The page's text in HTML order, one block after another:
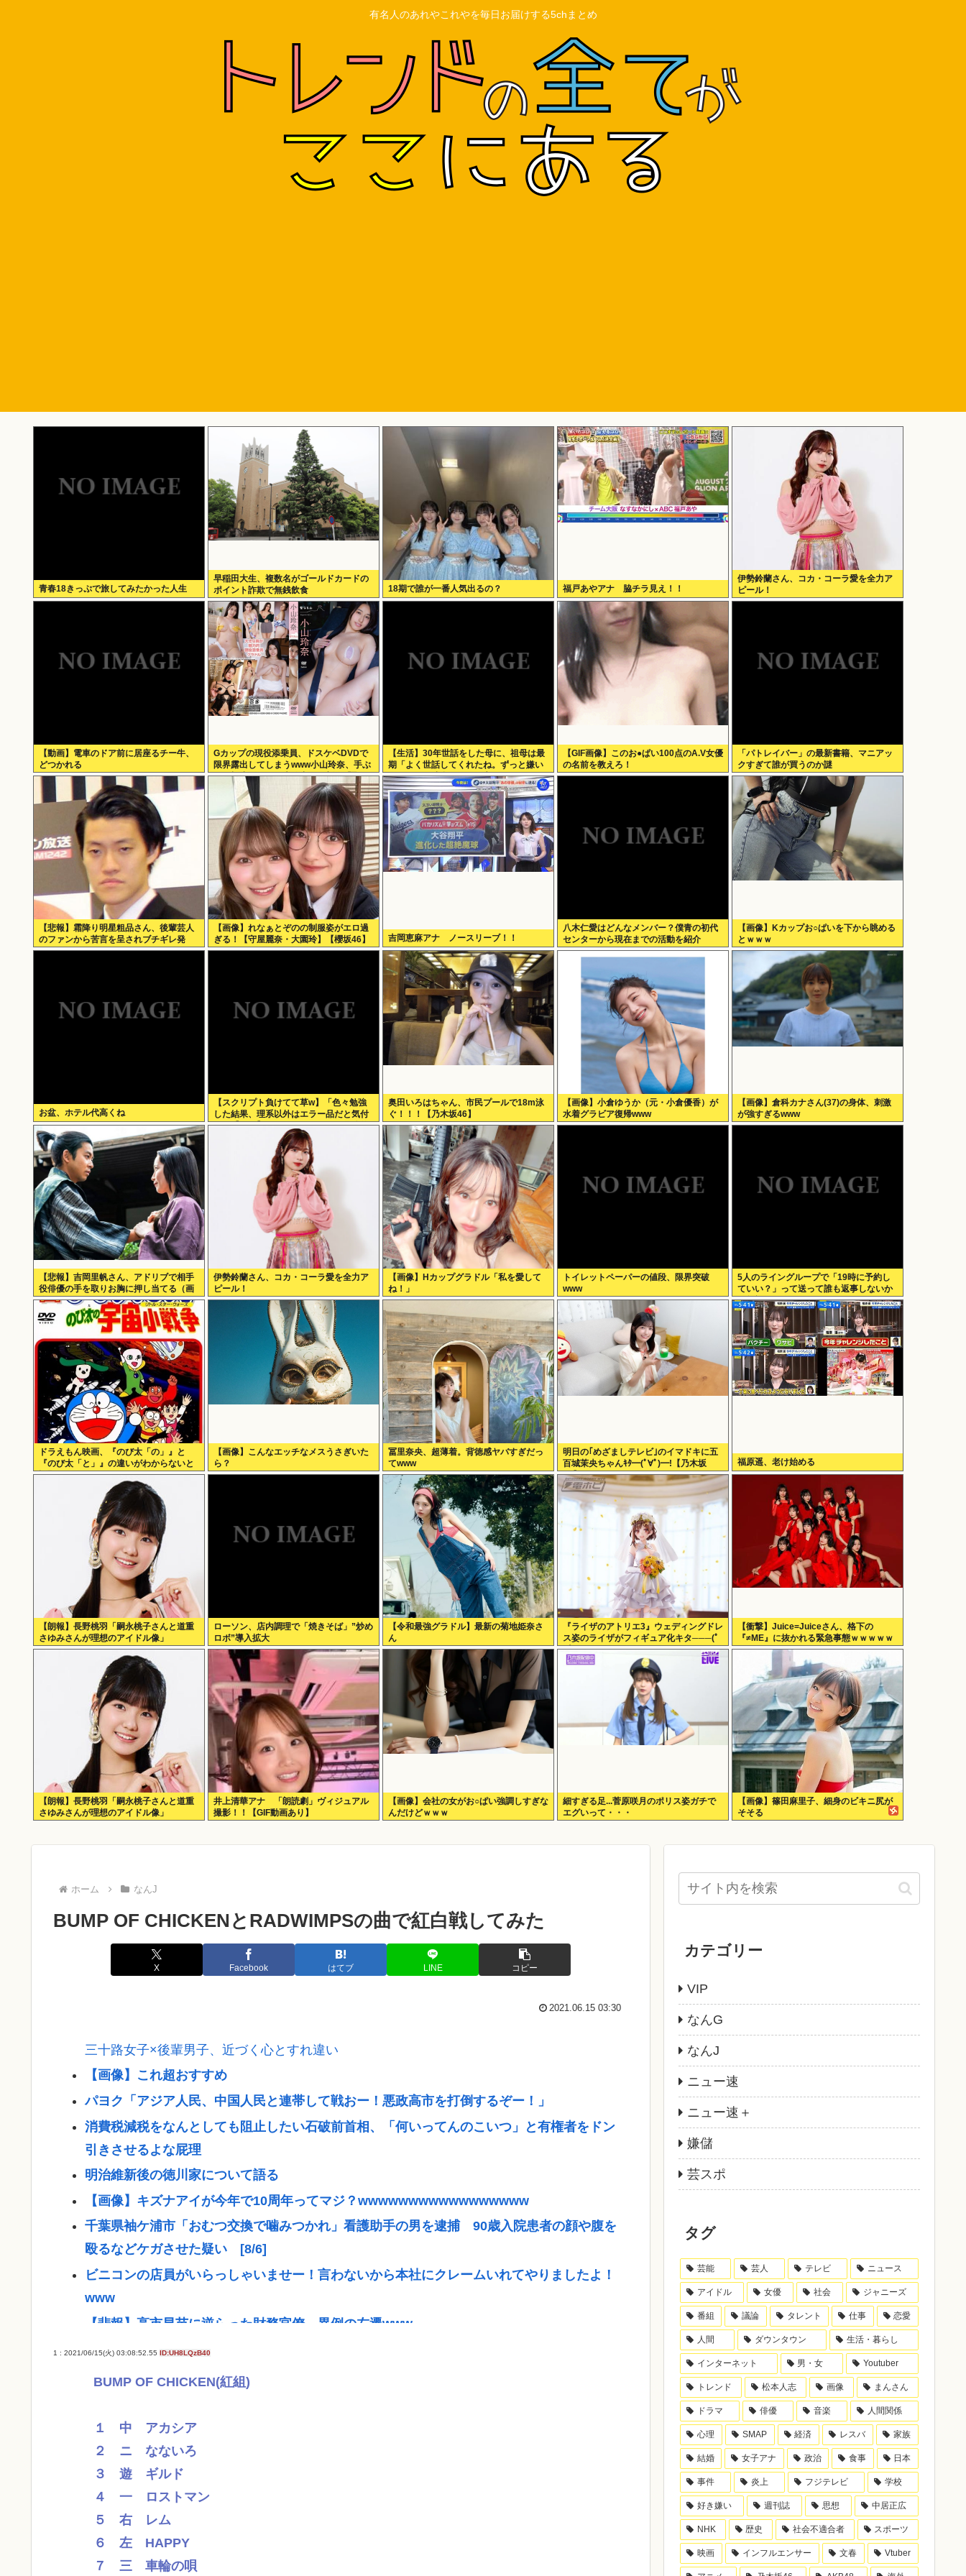
有名人のあれやこれやを毎日お届けする5chまとめ
青春18きっぷで旅してみたかった人生
早稲田大生、複数名がゴールドカードの
ポイント詐欺で無銭飲食
18期で誰が一番人気出るの？ 福戸あやアナ 脇チラ見え！！
伊勢鈴蘭さん、コカ・コーラ愛を全力ア
ピール！
【動画】電車のドア前に居座るチー牛、
どつかれる
Gカップの現役添乗員、ドスケベDVDで
限界露出してしまうwww小山玲奈、手ぶ
らや極小ビキニで大放出！！新作「聖な
る山」の動画＆画像まとめ！
【生活】30年世話をした母に、祖母は最
期「よく世話してくれたね。ずっと嫌い
だったのが残念だよ」と言って死んだ
【GIF画像】このお●ぱい100点のA.V女優
の名前を教えろ！
「パトレイバー」の最新書籍、マニアッ
クすぎて誰が買うのか謎
【悲報】霜降り明星粗品さん、後輩芸人
のファンから苦言を呈されブチギレ発
狂…
【画像】れなぁとぞのの制服姿がエロ過
ぎる！【守屋麗奈・大園玲】【櫻坂46】
吉岡恵麻アナ ノースリーブ！！
八木仁愛はどんなメンバー？僕青の初代
センターから現在までの活動を紹介
【画像】Kカップお○ぱいを下から眺める
とｗｗｗ
お盆、ホテル代高くね
【スクリプト負けてて草w】「色々勉強
した結果、理系以外はエラー品だと気付
いた【ガチ】」について、もっと具体的
奥田いろはちゃん、市民プールで18m泳
ぐ！！！【乃木坂46】
【画像】小倉ゆうか（元・小倉優香）が
水着グラビア復帰www
【画像】倉科カナさん(37)の身体、刺激
が強すぎるwww
【悲報】吉岡里帆さん、アドリブで相手
役俳優の手を取りお胸に押し当てる（画
像あり）
伊勢鈴蘭さん、コカ・コーラ愛を全力ア
ピール！
【画像】Hカップグラドル「私を愛して
ね！」
トイレットペーパーの値段、限界突破
www
5人のライングループで「19時に予約し
ていい？」って送って誰も返事しないか
ら無視でいいよね？
ドラえもん映画、『のび太「の」』と
『のび太「と」』の違いがわからないと
話題に
【画像】こんなエッチなメスうさぎいた
ら？
冨里奈央、超薄着。背徳感ヤバすぎだっ
てwww
明日の｢めざましテレビ｣のイマドキに五
百城茉央ちゃんｷﾀ━(ﾟ∀ﾟ)━!【乃木坂
46】
福原遥、老け始める
【朗報】長野桃羽「嗣永桃子さんと道重
さゆみさんが理想のアイドル像」
ローソン、店内調理で「焼きそば」”炒め
ロボ”導入拡大
【令和最強グラドル】最新の菊地姫奈さ
ん
『ライザのアトリエ3』ウェディングドレ
ス姿のライザがフィギュア化キタ───(ﾟ
∀ﾟ)───!!!!!
【衝撃】Juice=Juiceさん、格下の
『≠ME』に抜かれる緊急事態ｗｗｗｗｗ
ｗｗｗｗｗｗｗ
【朗報】長野桃羽「嗣永桃子さんと道重
さゆみさんが理想のアイドル像」
井上清華アナ 「朗読劇」ヴィジュアル
撮影！！【GIF動画あり】
【画像】会社の女がお○ぱい強調しすぎな
んだけどｗｗｗ
細すぎる足...菅原咲月のポリス姿ガチで
エグいって・・・
【画像】篠田麻里子、細身のビキニ尻が
そそる
ホーム なんJ
BUMP OF CHICKENとRADWIMPSの曲で紅白戦してみた
X Facebook はてブ LINE コピー
2021.06.15 03:30
三十路女子×後輩男子、近づく心とすれ違い
【画像】これ超おすすめ
パヨク「アジア人民、中国人民と連帯して戦おー！悪政高市を打倒するぞー！」
消費税減税をなんとしても阻止したい石破前首相、「何いってんのこいつ」と有権者をドン
引きさせるよな屁理
明治維新後の徳川家について語る
【画像】キズナアイが今年で10周年ってマジ？wwwwwwwwwwwwwwwww
千葉県袖ケ浦市「おむつ交換で噛みつかれ」看護助手の男を逮捕 90歳入院患者の顔や腹を
殴るなどケガさせた疑い [8/6]
ビニコンの店員がいらっしゃいませー！言わないから本社にクレームいれてやりましたよ！
www
【悲報】高市早苗に逆らった財務官僚、異例の左遷www
【悲報】NISA民、『オルカン』『S&P500』『NASDAQ100』しか買わない
【悲報】お弁当屋さん、消費税が下がっても値段据え置き
とう！日本人でよかった！」
ここ数年「どっちもどっち」とか「まだわからないから叩くな」とかゆうチキン野郎が増え
たけどどっから来たの？(´・ω・`)
【動画】手術中に熊本地震直撃やばすぎwww
医療脱毛・脱毛サロンを考えてるんだが！脱毛モメンいるか？？
ジャンポケ斉藤「同意があったんです。本当です。信じて下さい」 ←何でこの主張が通らな
いの？
1 : 2021/06/15(火) 03:08:52.55 ID:UH8LQzB40
BUMP OF CHICKEN(紅組)
１ 中 アカシア
２ ニ なないろ
３ 遊 ギルド
４ 一 ロストマン
５ 右 レム
６ 左 HAPPY
７ 三 車輪の唄
カテゴリー
VIP
なんG
なんJ
ニュー速
ニュー速＋
嫌儲
芸スポ
タグ
芸能 芸人 テレビ ニュース
アイドル 女優 社会 ジャニーズ
番組 議論 タレント 仕事 恋愛
人間 ダウンタウン 生活・暮らし
インターネット 男・女 Youtuber
トレンド 松本人志 画像 まんさん
ドラマ 俳優 音楽 人間関係
心理 SMAP 経済 レスバ 家族
結婚 女子アナ 政治 食事 日本
事件 炎上 フジテレビ 学校
好き嫌い 週刊誌 思想 中居正広
NHK 歴史 社会不適合者 スポーツ
映画 インフルエンサー 文春 Vtuber